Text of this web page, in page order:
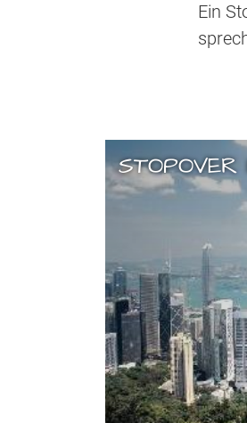
Ein
STOPOVER